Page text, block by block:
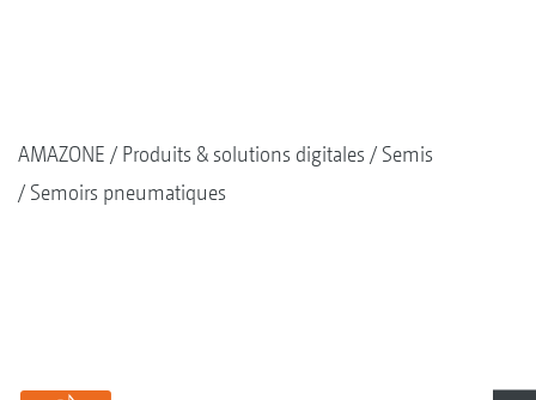
AMAZONE Produits & solutions digitales
Semis
Semoirs pneumatiques